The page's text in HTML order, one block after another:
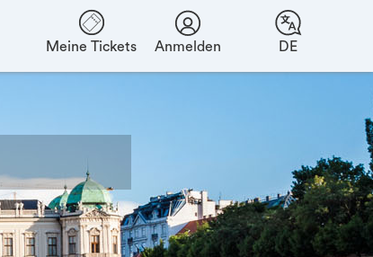
Meine Tickets Anmelden DE